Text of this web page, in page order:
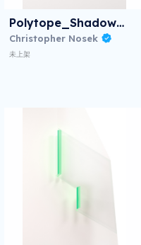
Polytope_Shadow_II
Christopher Nosek
未上架